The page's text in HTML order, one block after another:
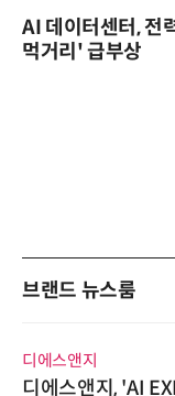
AI 데이터센터, 전
먹거리' 급부상
브랜드 뉴스룸
시큐